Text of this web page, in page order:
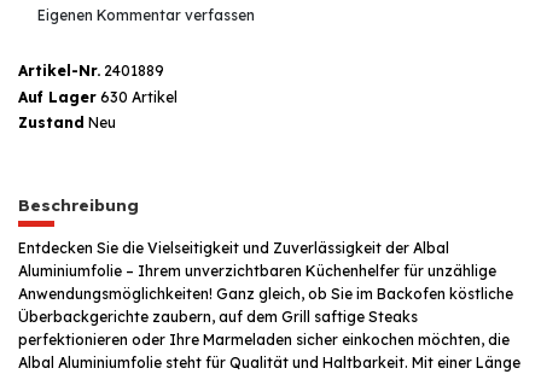
Eigenen Kommentar verfassen
Artikel-Nr. 2401889
Auf Lager 630 Artikel
Zustand Neu
Beschreibung
Entdecken Sie die Vielseitigkeit und Zuverlässigkeit der Albal
Aluminiumfolie – Ihrem unverzichtbaren Küchenhelfer für unzählige
Anwendungsmöglichkeiten! Ganz gleich, ob Sie im Backofen köstliche
Überbackgerichte zaubern, auf dem Grill saftige Steaks
perfektionieren oder Ihre Marmeladen sicher einkochen möchten, die
Albal Aluminiumfolie steht für Qualität und Haltbarkeit. Mit einer Länge